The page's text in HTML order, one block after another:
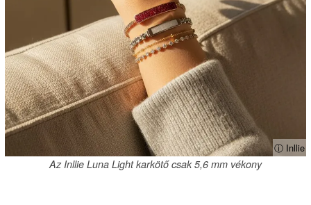
ⓘ Inllie
Az Inllie Luna Light karkötő csak 5,6 mm vékony